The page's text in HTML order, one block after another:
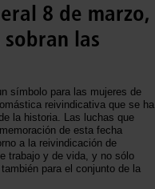
8 de marzo,
las
símbolo para las mujeres de
reivindicativa que se ha
la historia. Las luchas que
de esta fecha
a la reivindicación de
trabajo y de vida, y no sólo
para el conjunto de la